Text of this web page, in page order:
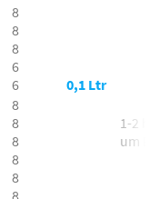
8
8
8
6
6
0,1 Ltr
8
8
8
8
8
1-2 bft
um N